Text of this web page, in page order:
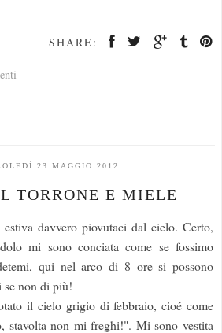
SHARE:
23 MAGGIO 2012
TORRONE E MIELE
davvero piovutaci dal cielo. Certo,
mi sono conciata come se fossimo
qui nel arco di 8 ore si possono
se non di più!
il cielo grigio di febbraio, cioé come
stavolta non mi freghi!". Mi sono vestita